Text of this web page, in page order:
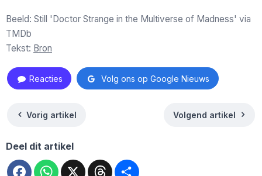
Beeld: Still 'Doctor Strange in the Multiverse of Madness' via
TMDb
Tekst: Bron
Reacties Volg ons op Google Nieuws
Vorig artikel Volgend artikel
Deel dit artikel
FacebookWhatsApp
X Threads